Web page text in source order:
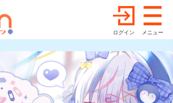
ログイン メニュー